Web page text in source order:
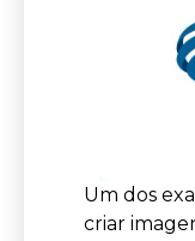
Um dos
criar